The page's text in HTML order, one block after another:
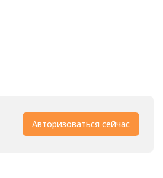
Авторизоваться сейчас